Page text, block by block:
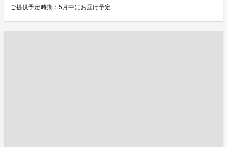
ご提供予定時期：5月中にお届け予定